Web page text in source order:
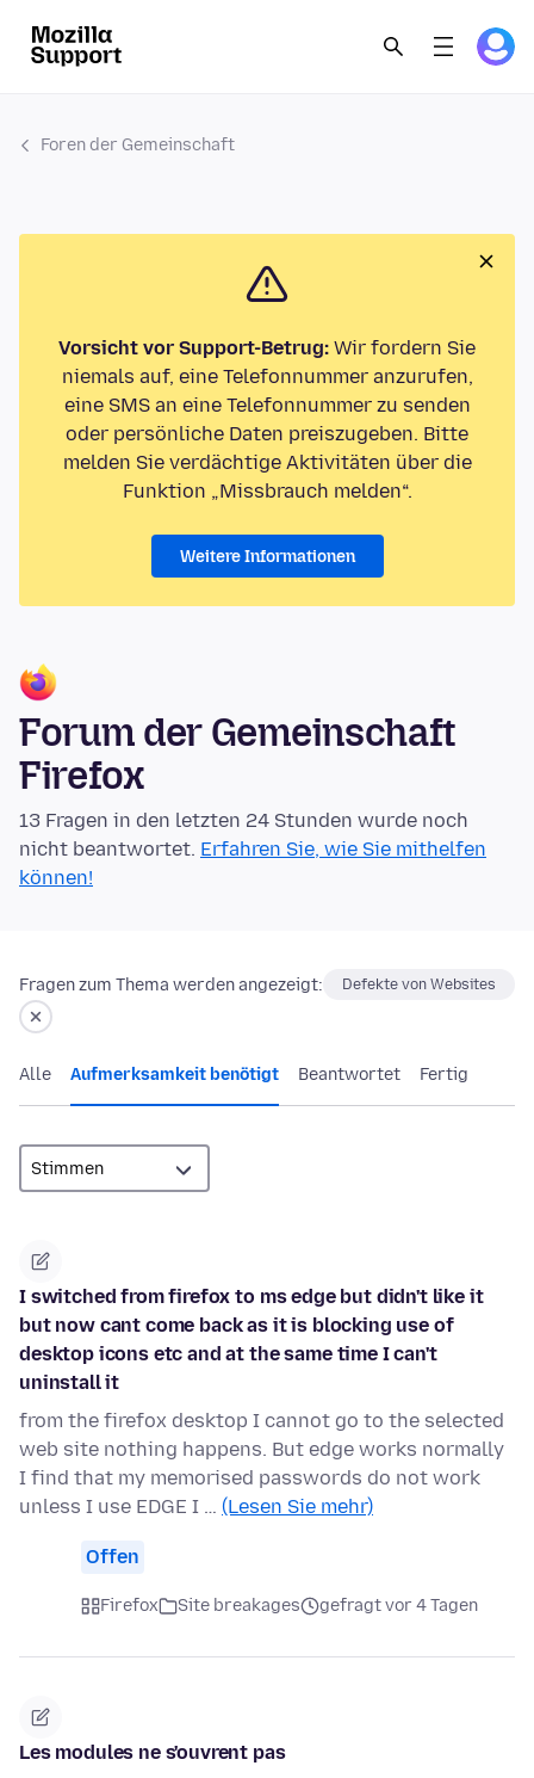
Foren der Gemeinschaft
Vorsicht vor Support-Betrug: Wir fordern Sie
niemals auf, eine Telefonnummer anzurufen,
eine SMS an eine Telefonnummer zu senden
oder persönliche Daten preiszugeben. Bitte
melden Sie verdächtige Aktivitäten über die
Funktion „Missbrauch melden“.
Weitere Informationen
Forum der Gemeinschaft
Firefox
13 Fragen in den letzten 24 Stunden wurde noch
nicht beantwortet. Erfahren Sie, wie Sie mithelfen
können!
Fragen zum Thema werden angezeigt: Defekte von Websites
Alle Aufmerksamkeit benötigt Beantwortet Fertig
I switched from firefox to ms edge but didn't like it
but now cant come back as it is blocking use of
desktop icons etc and at the same time I can't
uninstall it
from the firefox desktop I cannot go to the selected
web site nothing happens. But edge works normally
I find that my memorised passwords do not work
unless I use EDGE I … (Lesen Sie mehr)
Offen
Firefox Site breakages gefragt vor 4 Tagen
Les modules ne s'ouvrent pas